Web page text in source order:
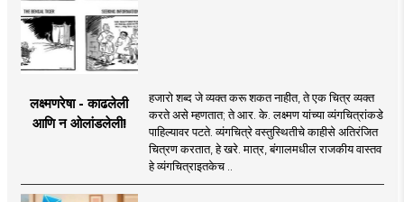
लक्ष्मणरेषा - काढलेली
आणि न ओलांडलेली!
हजारो शब्द जे व्यक्त करू शकत नाहीत, ते एक चित्र व्यक्त
करते असे म्हणतात; ते आर. के. लक्ष्मण यांच्या व्यंगचित्रांकडे
पाहिल्यावर पटते. व्यंगचित्रे वस्तुस्थितीचे काहीसे अतिरंजित
चित्रण करतात, हे खरे. मात्र, बंगालमधील राजकीय वास्तव
हे व्यंगचित्राइतकेच ..